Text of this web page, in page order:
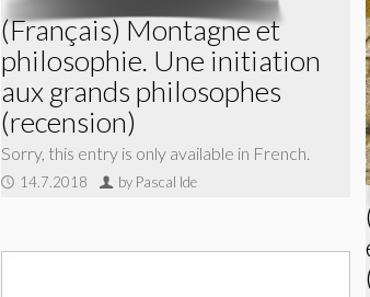
(Français) Montagne et
philosophie. Une initiation
aux grands philosophes
(recension)
Sorry, this entry is only available in French.
14.7.2018 by Pascal Ide